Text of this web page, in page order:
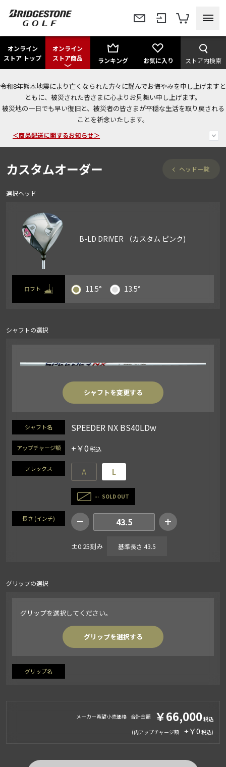
オンライン
ストア トップ
オンライン
ストア商品
ランキング お気に入り ストア内検索
令和8年熊本地震により亡くなられた方々に謹んでお悔やみを申し上げますと
ともに、被災された皆さまに心よりお見舞い申し上げます。
被災地の一日でも早い復旧と、被災者の皆さまが平穏な生活を取り戻される
ことを祈念いたします。
＜夏季休暇中のご注文・発送・お問い合わせ＞
今なら新規会員登録で1,000円OFFクーポンプレゼント！
＜商品配送に関するお知らせ＞
カスタムオーダー ヘッド一覧
選択ヘッド
B-LD DRIVER （カスタム ピンク)
ロフト 11.5° 13.5°
シャフトの選択
シャフトを変更する
シャフト名 SPEEDER NX BS40LDw
アップチャージ額 +￥0
フレックス A L
SOLD OUT
長さ (インチ) 43.5
±0.25刻み 基準長さ 43.5
グリップの選択
グリップを選択してください。
グリップを選択する
グリップ名
メーカー希望小売価格 合計金額 ￥66,000
(内アップチャージ額 +￥0 )